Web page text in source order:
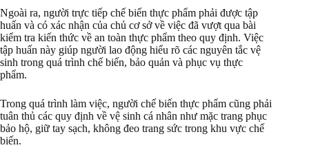
Ngoài ra, người trực tiếp chế biến thực phẩm phải được tập
huấn và có xác nhận của chủ cơ sở về việc đã vượt qua bài
kiểm tra kiến thức về an toàn thực phẩm theo quy định. Việc
tập huấn này giúp người lao động hiểu rõ các nguyên tắc vệ
sinh trong quá trình chế biến, bảo quản và phục vụ thực
phẩm.
Trong quá trình làm việc, người chế biến thực phẩm cũng phải
tuân thủ các quy định về vệ sinh cá nhân như mặc trang phục
bảo hộ, giữ tay sạch, không đeo trang sức trong khu vực chế
biến.